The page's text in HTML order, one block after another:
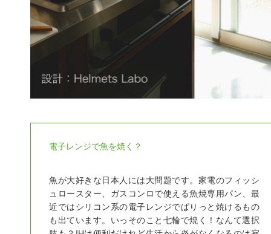
電子レンジで魚を焼く？
魚が大好きな日本人には大問題です。家電のフィッシ
ュロースター、ガスコンロで使える魚焼専用パン、最
近ではシリコン系の電子レンジでぱりっと焼けるもの
も出ています。いっそのこと七輪で焼く！なんて選択